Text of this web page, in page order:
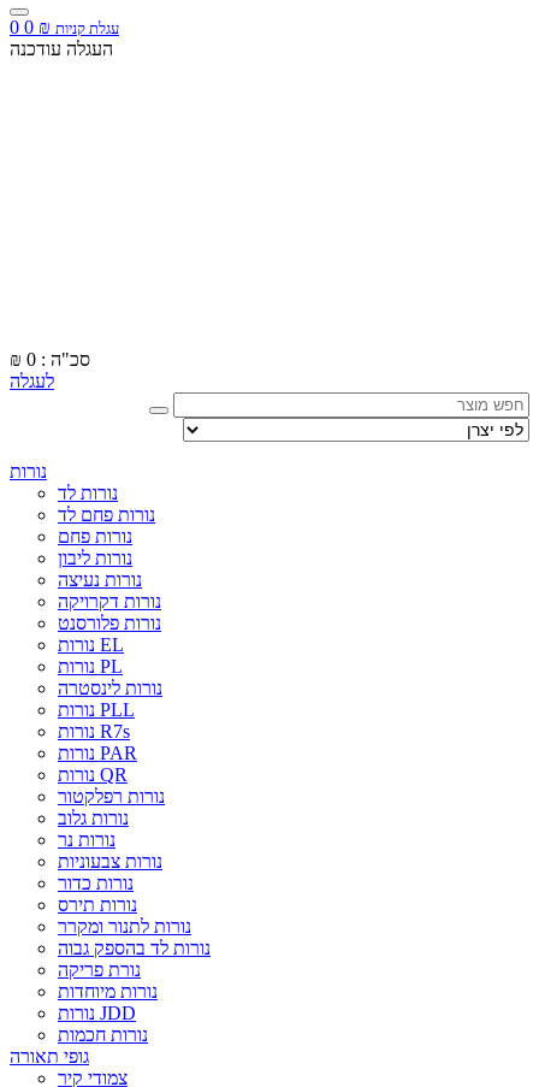
0 עגלת קניות ₪
0
העגלה עודכנה
₪
סכ"ה : 0
לעגלה
נורות
נורות לד
נורות פחם לד
נורות פחם
נורות ליבון
נורות נעיצה
נורות דקרויקה
נורות פלורסנט
נורות EL
נורות PL
נורות לינסטרה
נורות PLL
נורות R7s
נורות PAR
נורות QR
נורות רפלקטור
נורות גלוב
נורות נר
נורות צבעוניות
נורות כדור
נורות תירס
נורות לתנור ומקרר
נורות לד בהספק גבוה
נורת פריקה
נורות מיוחדות
נורות JDD
נורות חכמות
גופי תאורה
צמודי קיר